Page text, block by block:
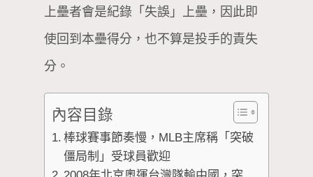
上壘者會是紀錄「失誤」上壘，因此即
使回到本壘得分，也不算是投手的責失
分。
內容目錄
棒球賽事節奏慢，MLB主席稱「突破
僵局制」受球員歡迎